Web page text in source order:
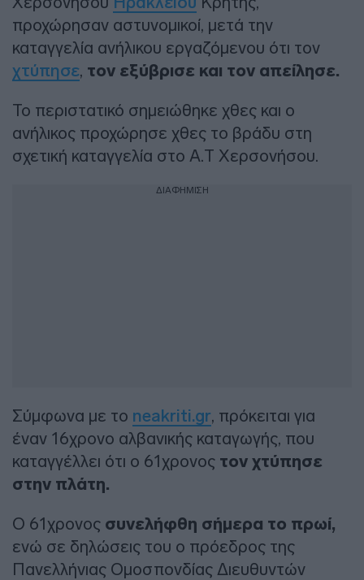
προχώρησαν αστυνομικοί, μετά την
καταγγελία ανήλικου εργαζόμενου ότι τον
χτύπησε, τον εξύβρισε και τον απείλησε.
Το περιστατικό σημειώθηκε χθες και ο
ανήλικος προχώρησε χθες το βράδυ στη
σχετική καταγγελία στο Α.Τ Χερσονήσου.
ΔΙΑΦΗΜΙΣΗ
Σύμφωνα με το neakriti.gr, πρόκειται για
έναν 16χρονο αλβανικής καταγωγής, που
καταγγέλλει ότι ο 61χρονος τον χτύπησε
στην πλάτη.
Ο 61χρονος συνελήφθη σήμερα το πρωί,
ενώ σε δηλώσεις του ο πρόεδρος της
Πανελλήνιας Ομοσπονδίας Διευθυντών